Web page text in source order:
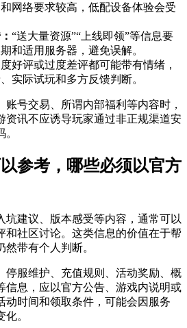
网络要求较高，低配设备体验会受
“送大量资源”“上线即领”等信息要
和适用服务器，避免误解。
好评或过度差评都可能带有情绪，
实际试玩和多方反馈判断。
账号交易、所谓内部福利等内容时，
资讯不应诱导玩家通过非正规渠道安
参考，哪些必须以官方
坑建议、版本感受等内容，通常可以
和社区讨论。这类信息的价值在于帮
带有个人判断。
停服维护、充值规则、活动奖励、概
信息，应以官方公告、游戏内说明或
动时间和领取条件，可能会因服务
。